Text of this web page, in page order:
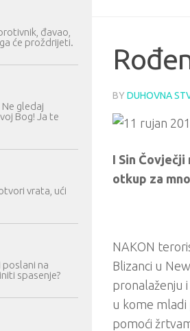
BY DUHOVNA
I Sin
otkup za
NAKON
Blizanci u
pronalaženju
u kome mladi
pomoći
đavao,
će proždrijeti.
gledaj
Bog! Ja te
vrata, ući
poslani na
spasenje?